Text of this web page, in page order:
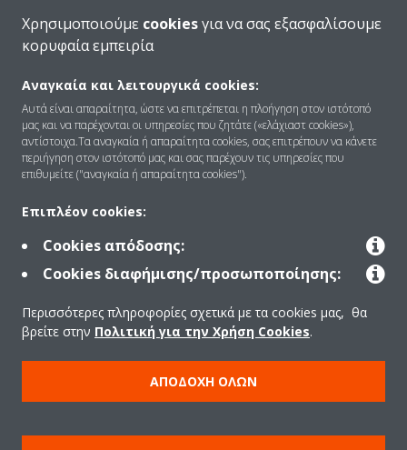
Ποιοι είμαστε
Λύσεις
Επικοινωνία
Προϊόντα
Copyright © Daikin
Ανακοίνωση νομικού περιεχομένου
ΠΟΛΙΤΙΚΗ ΧΡΗΣΗΣ COOKIES
Πολιτική Προστασίας Δεδομένων
Εταιρική δεοντολογία
Χρησιμοποιούμε cookiesγια να σας εξασφαλίσουμε
κορυφαία εμπειρία
Αναγκαία και λειτουργικά cookies:
Αυτά είναι απαραίτητα, ώστε να επιτρέπεται η πλοήγηση στον ιστότοπό
μας και να παρέχονται οι υπηρεσίες που ζητάτε («ελάχιαστ cookies»),
αντίστοιχα.Τα αναγκαία ή απαραίτητα cookies, σας επιτρέπουν να κάνετε
περιήγηση στον ιστότοπό μας και σας παρέχουν τις υπηρεσίες που
επιθυμείτε ("αναγκαία ή απαραίτητα cookies").
Επιπλέον cookies:
Cookies απόδοσης:
Cookies διαφήμισης/προσωποποίησης:
Περισσότερες πληροφορίες σχετικά με τα cookies μας, θα
βρείτε στην Πολιτική για την Χρήση Cookies.
ΑΠΟΔΟΧΉ ΌΛΩΝ